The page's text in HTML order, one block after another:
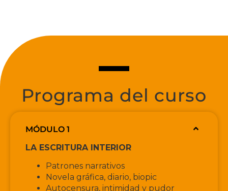
Programa del curso
MÓDULO 1
LA ESCRITURA INTERIOR
Patrones narrativos
Novela gráfica, diario, biopic
Autocensura, intimidad y pudor